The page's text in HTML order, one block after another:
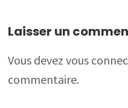
Laisser un
Vous devezvous
commentaire.